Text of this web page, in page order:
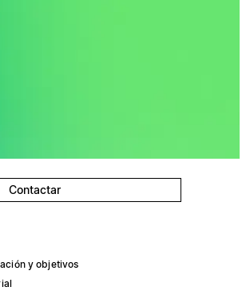
Contactar
y objetivos